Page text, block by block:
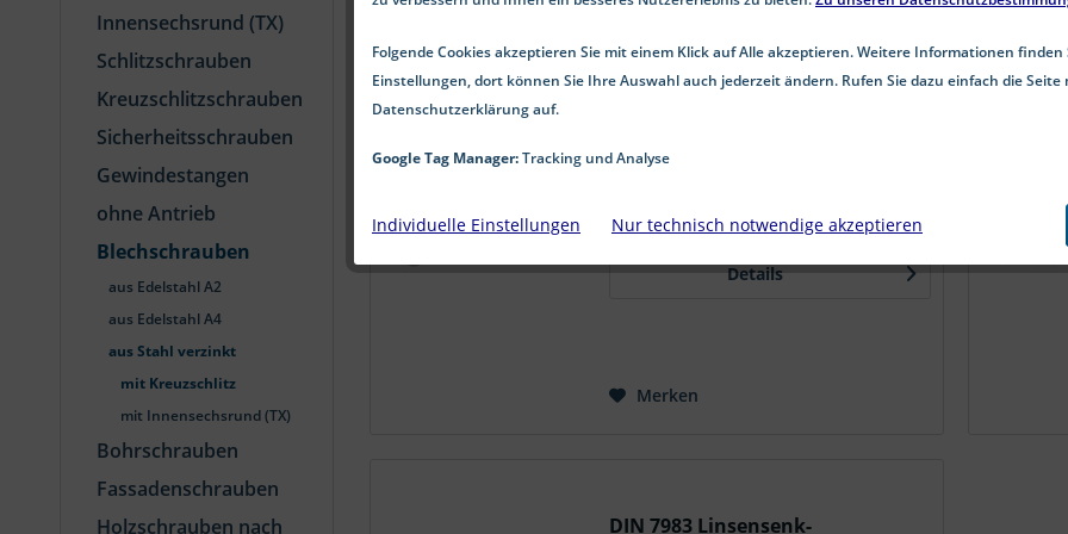
Innensechsrund (TX)
Schlitzschrauben
Kreuzschlitzschrauben
Sicherheitsschrauben
Gewindestangen
ohne Antrieb
Blechschrauben
aus Edelstahl A2
aus Edelstahl A4
aus Stahl verzinkt
mit Kreuzschlitz
mit Innensechsrund (TX)
Bohrschrauben
Fassadenschrauben
Holzschrauben nach
DIN 7981 Blechschrauben
Linsenkopf Kreuzschlitz PH Stahl
nach DIN 7981 aus verzinktem Stahl
mit Linsenkopf und Kreuzschlitz PH,
bekannt, eignen sich ideal für sichere
Befestigungen in dünnen...
ab 3,30 € *
Details
Merken
DIN 7983 Linsensenk-
Folgende Cookies akzeptieren Sie mit einem Klick auf Alle akzeptieren. Weitere Informationen finden
Einstellungen, dort können Sie Ihre Auswahl auch jederzeit ändern. Rufen Sie dazu einfach die Seite
Datenschutzerklärung auf.
Google Tag Manager:Tracking und Analyse
Individuelle Einstellungen Nur technisch notwendige akzeptieren